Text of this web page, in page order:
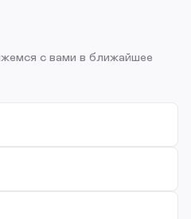
с вами в ближайшее